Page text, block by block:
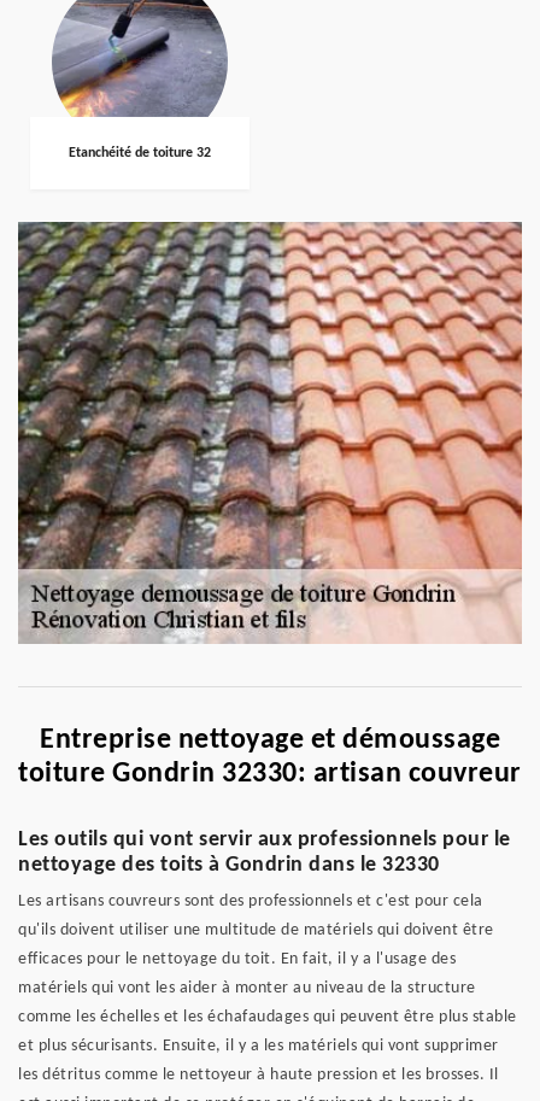
Etanchéité de toiture 32
Entreprise nettoyage et démoussage
toiture Gondrin 32330: artisan couvreur
Les outils qui vont servir aux professionnels pour le
nettoyage des toits à Gondrin dans le 32330
Les artisans couvreurs sont des professionnels et c'est pour cela
qu'ils doivent utiliser une multitude de matériels qui doivent être
efficaces pour le nettoyage du toit. En fait, il y a l'usage des
matériels qui vont les aider à monter au niveau de la structure
comme les échelles et les échafaudages qui peuvent être plus stable
et plus sécurisants. Ensuite, il y a les matériels qui vont supprimer
les détritus comme le nettoyeur à haute pression et les brosses. Il